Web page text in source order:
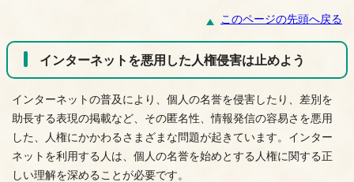
このページの先頭へ戻る
インターネットを悪用した人権侵害は止めよう
インターネットの普及により、個人の名誉を侵害したり、差別を
助長する表現の掲載など、その匿名性、情報発信の容易さを悪用
した、人権にかかわるさまざまな問題が起きています。インター
ネットを利用する人は、個人の名誉を始めとする人権に関する正
しい理解を深めることが必要です。